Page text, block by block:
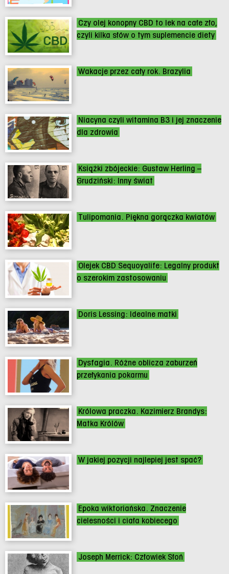
Czy olej konopny CBD to lek na całe zło,
czyli kilka słów o tym suplemencie diety
Wakacje przez cały rok. Brazylia
Niacyna czyli witamina B3 i jej znaczenie
dla zdrowia
Książki zbójeckie: Gustaw Herling –
Grudziński: Inny świat
Tulipomania. Piękna gorączka kwiatów
Olejek CBD Sequoyalife: Legalny produkt
o szerokim zastosowaniu
Doris Lessing: Idealne matki
Dysfagia. Różne oblicza zaburzeń
przełykania pokarmu
Królowa praczka. Kazimierz Brandys:
Matka Królów
W jakiej pozycji najlepiej jest spać?
Epoka wiktoriańska. Znaczenie
cielesności i ciała kobiecego
Joseph Merrick: Człowiek Słoń